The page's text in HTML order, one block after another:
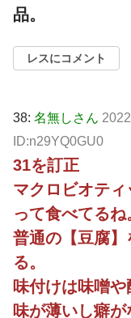
品。
レスにコメント
38: 名無しさん
ID:n29YQ0GU0
31を訂正
マクロビオテ
って食べてるね
普通の【豆腐
る。
味付けは味噌や
味が薄いし癖